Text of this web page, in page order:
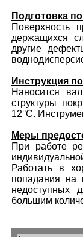
Подготовка
Поверхность
держащихся
другие
Инструкция
Наносится
структуры
12°С.
Меры
При работе
Работать в
попадания на
недоступных
большим